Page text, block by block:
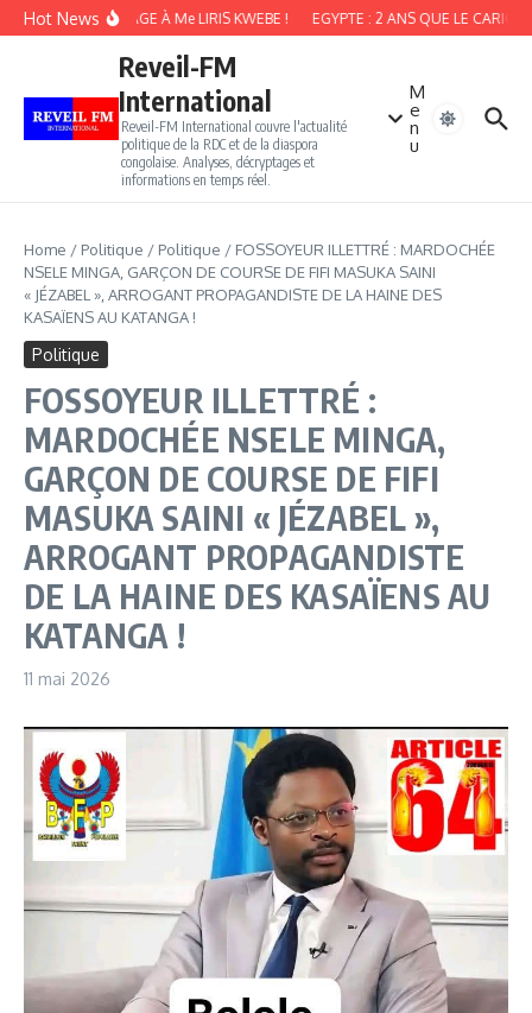
Aller au contenu
Hot NewsHOMMAGE À Me LIRIS KWEBE ! EGYPTE : 2 ANS QUE LE
Reveil-FM
International
Reveil-FM International couvre l'actualité
politique de la RDC et de la diaspora
congolaise. Analyses, décryptages et
informations en temps réel.
M
e
n
u
Home / Politique / Politique / FOSSOYEUR ILLETTRÉ : MARDOCHÉE
NSELE MINGA, GARÇON DE COURSE DE FIFI MASUKA SAINI
« JÉZABEL », ARROGANT PROPAGANDISTE DE LA HAINE DES
KASAÏENS AU KATANGA !
Politique
FOSSOYEUR ILLETTRÉ :
MARDOCHÉE NSELE MINGA,
GARÇON DE COURSE DE FIFI
MASUKA SAINI « JÉZABEL »,
ARROGANT PROPAGANDISTE
DE LA HAINE DES KASAÏENS AU
KATANGA !
11 mai 2026